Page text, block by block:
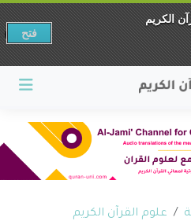
علوم القرآن الكريم
الكريم
فتح